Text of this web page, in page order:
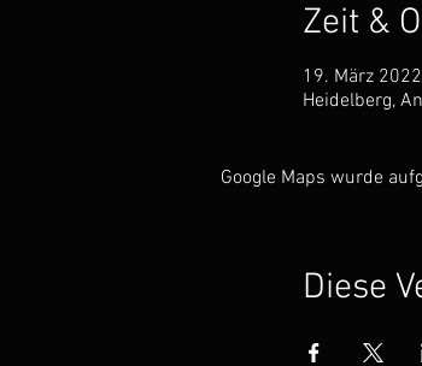
Zeit &
19. März
Heidelberg,
Google Maps wurde
Diese